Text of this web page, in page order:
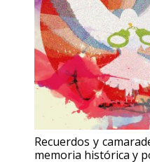
Recuerdos y
memoria histórica y